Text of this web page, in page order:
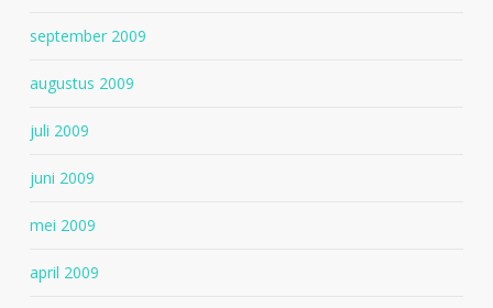
september 2009
augustus 2009
juli 2009
juni 2009
mei 2009
april 2009